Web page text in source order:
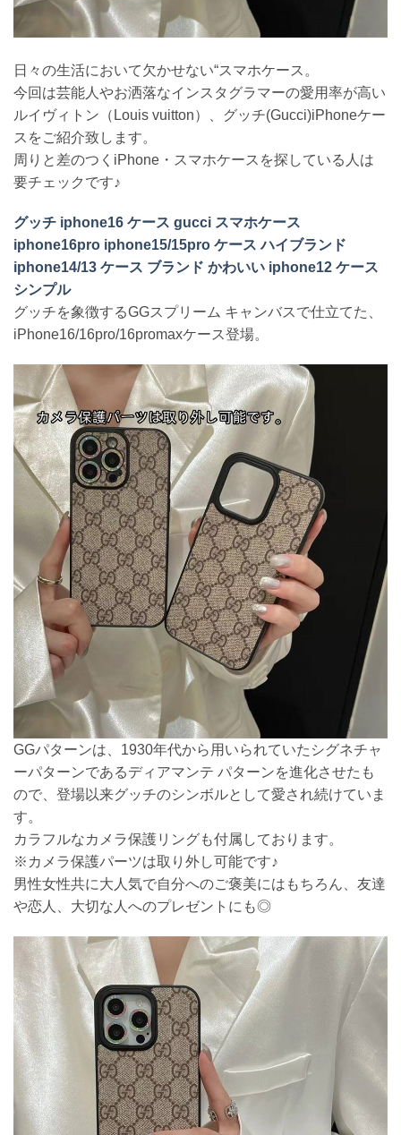
日々の生活において欠かせない“スマホケース。
今回は芸能人やお洒落なインスタグラマーの愛用率が高い
ルイヴィトン（Louis vuitton）、グッチ(Gucci)iPhoneケー
スをご紹介致します。
周りと差のつくiPhone・スマホケースを探している人は
要チェックです♪
グッチ iphone16 ケース gucci スマホケース
iphone16pro iphone15/15pro ケース ハイブランド
iphone14/13 ケース ブランド かわいい iphone12 ケース
シンプル
グッチを象徴するGGスプリーム キャンバスで仕立てた、
iPhone16/16pro/16promaxケース登場。
GGパターンは、1930年代から用いられていたシグネチャ
ーパターンであるディアマンテ パターンを進化させたも
ので、登場以来グッチのシンボルとして愛され続けていま
す。
カラフルなカメラ保護リングも付属しております。
※カメラ保護パーツは取り外し可能です♪
男性女性共に大人気で自分へのご褒美にはもちろん、友達
や恋人、大切な人へのプレゼントにも◎